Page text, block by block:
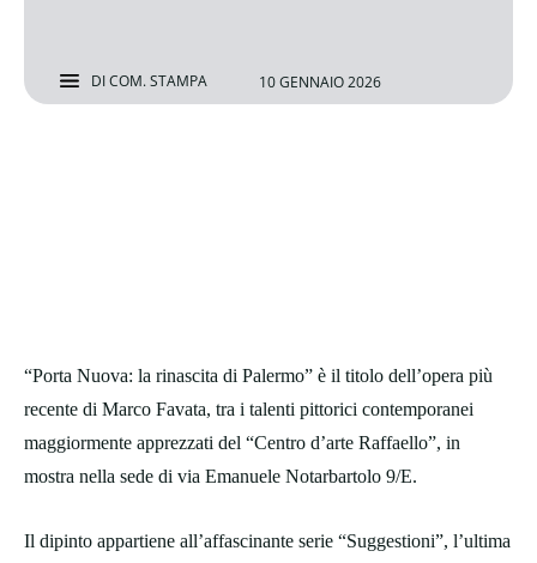
DICOM. STAMPA 10 GENNAIO 2026
“Porta Nuova: la rinascita di Palermo” è il titolo dell’opera più
recente di Marco Favata, tra i talenti pittorici contemporanei
maggiormente apprezzati del “Centro d’arte Raffaello”, in
mostra nella sede di via Emanuele Notarbartolo 9/E.
Il dipinto appartiene all’affascinante serie “Suggestioni”, l’ultima